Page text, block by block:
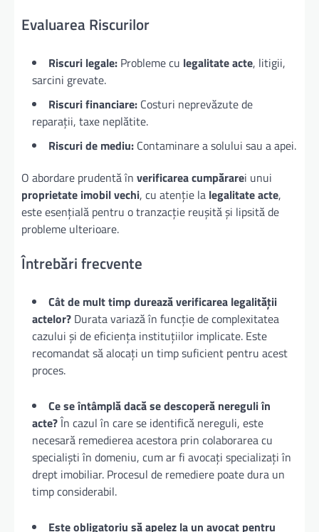
Evaluarea Riscurilor
Riscuri legale: Probleme cu legalitate acte, litigii,
sarcini grevate.
Riscuri financiare: Costuri neprevăzute de
reparații, taxe neplătite.
Riscuri de mediu: Contaminare a solului sau a apei.
O abordare prudentă în verificarea cumpărarei unui
proprietate imobil vechi, cu atenție la legalitate acte,
este esențială pentru o tranzacție reușită și lipsită de
probleme ulterioare.
Întrebări frecvente
Cât de mult timp durează verificarea legalității
actelor? Durata variază în funcție de complexitatea
cazului și de eficiența instituțiilor implicate. Este
recomandat să alocați un timp suficient pentru acest
proces.
Ce se întâmplă dacă se descoperă nereguli în
acte?În cazul în care se identifică nereguli, este
necesară remedierea acestora prin colaborarea cu
specialiști în domeniu, cum ar fi avocați specializați în
drept imobiliar. Procesul de remediere poate dura un
timp considerabil.
Este obligatoriu să apelez la un avocat pentru